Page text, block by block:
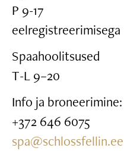
P 9-17
eelregistreerimisega
Spaahoolitsused
T-L 9–20
Info ja broneerimine:
+372 646 6075
spa@schlossfellin.ee